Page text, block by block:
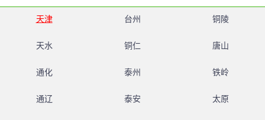
天津 台州 铜陵
天水 铜仁 唐山
通化 泰州 铁岭
通辽 泰安 太原